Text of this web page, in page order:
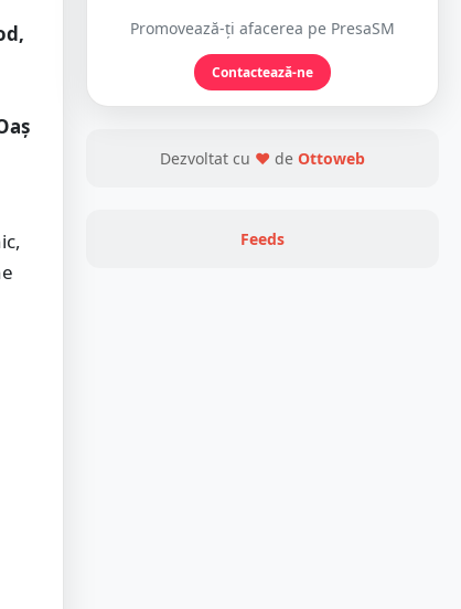
Promovează-ți afacerea pe PresaSM
Contactează-ne
Dezvoltat cu ❤ de Ottoweb
Feeds